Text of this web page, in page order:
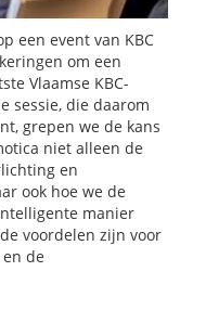
een event van KBC
om een
Vlaamse KBC-
sessie, die daarom
grepen we de kans
niet alleen de
en
ook hoe we de
manier
voordelen zijn voor
de